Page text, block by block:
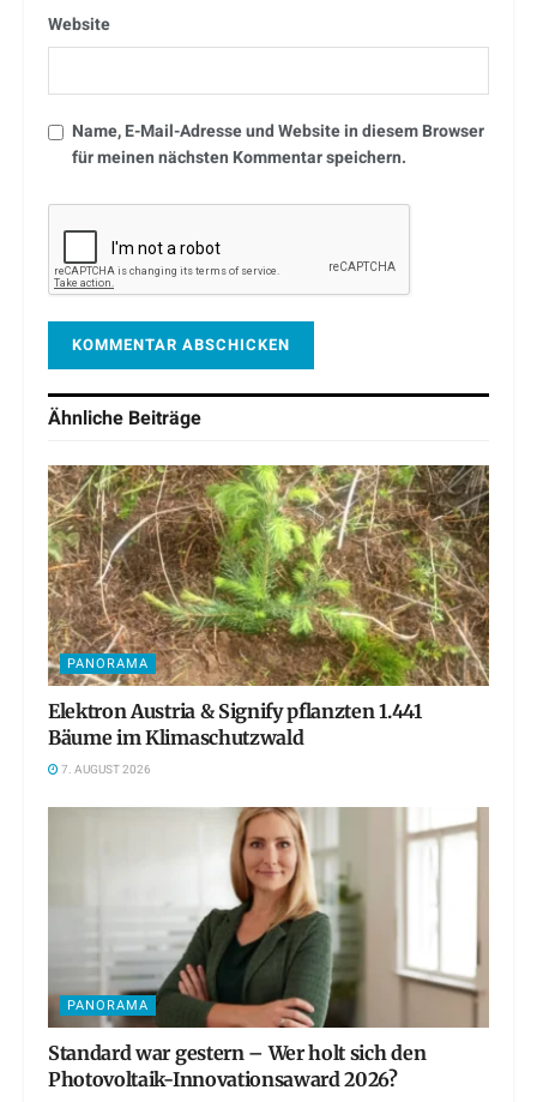
Website
Name, E-Mail-Adresse und Website in diesem Browser
für meinen nächsten Kommentar speichern.
Ähnliche Beiträge
PANORAMA
Elektron Austria & Signify pflanzten 1.441
Bäume im Klimaschutzwald
7. AUGUST 2026
PANORAMA
Standard war gestern – Wer holt sich den
Photovoltaik-Innovationsaward 2026?